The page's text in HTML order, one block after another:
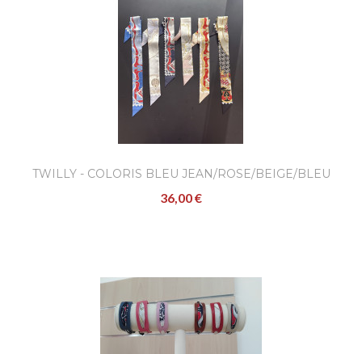
TWILLY - COLORIS BLEU JEAN/ROSE/BEIGE/BLEU
MARINE/GRIS
36,00 €